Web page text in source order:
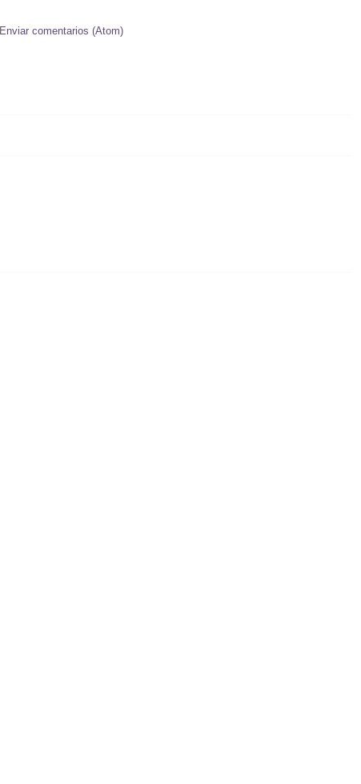
Enviar comentarios (Atom)